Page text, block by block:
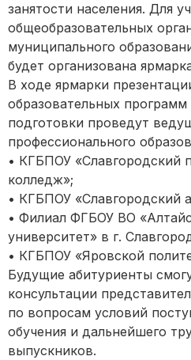
занятости населения. Для
общеобразовательных
муниципального
будет организована
В ходе ярмарки
образовательных
подготовки проведут
профессионального
• КГБПОУ «Славгородский
колледж»;
• КГБПОУ «Славгородский
• Филиал ФГБОУ ВО
университет» в г.
• КГБПОУ «Яровской
Будущие абитуриенты
консультации
по вопросам условий
обучения и дальнейшего
выпускников.